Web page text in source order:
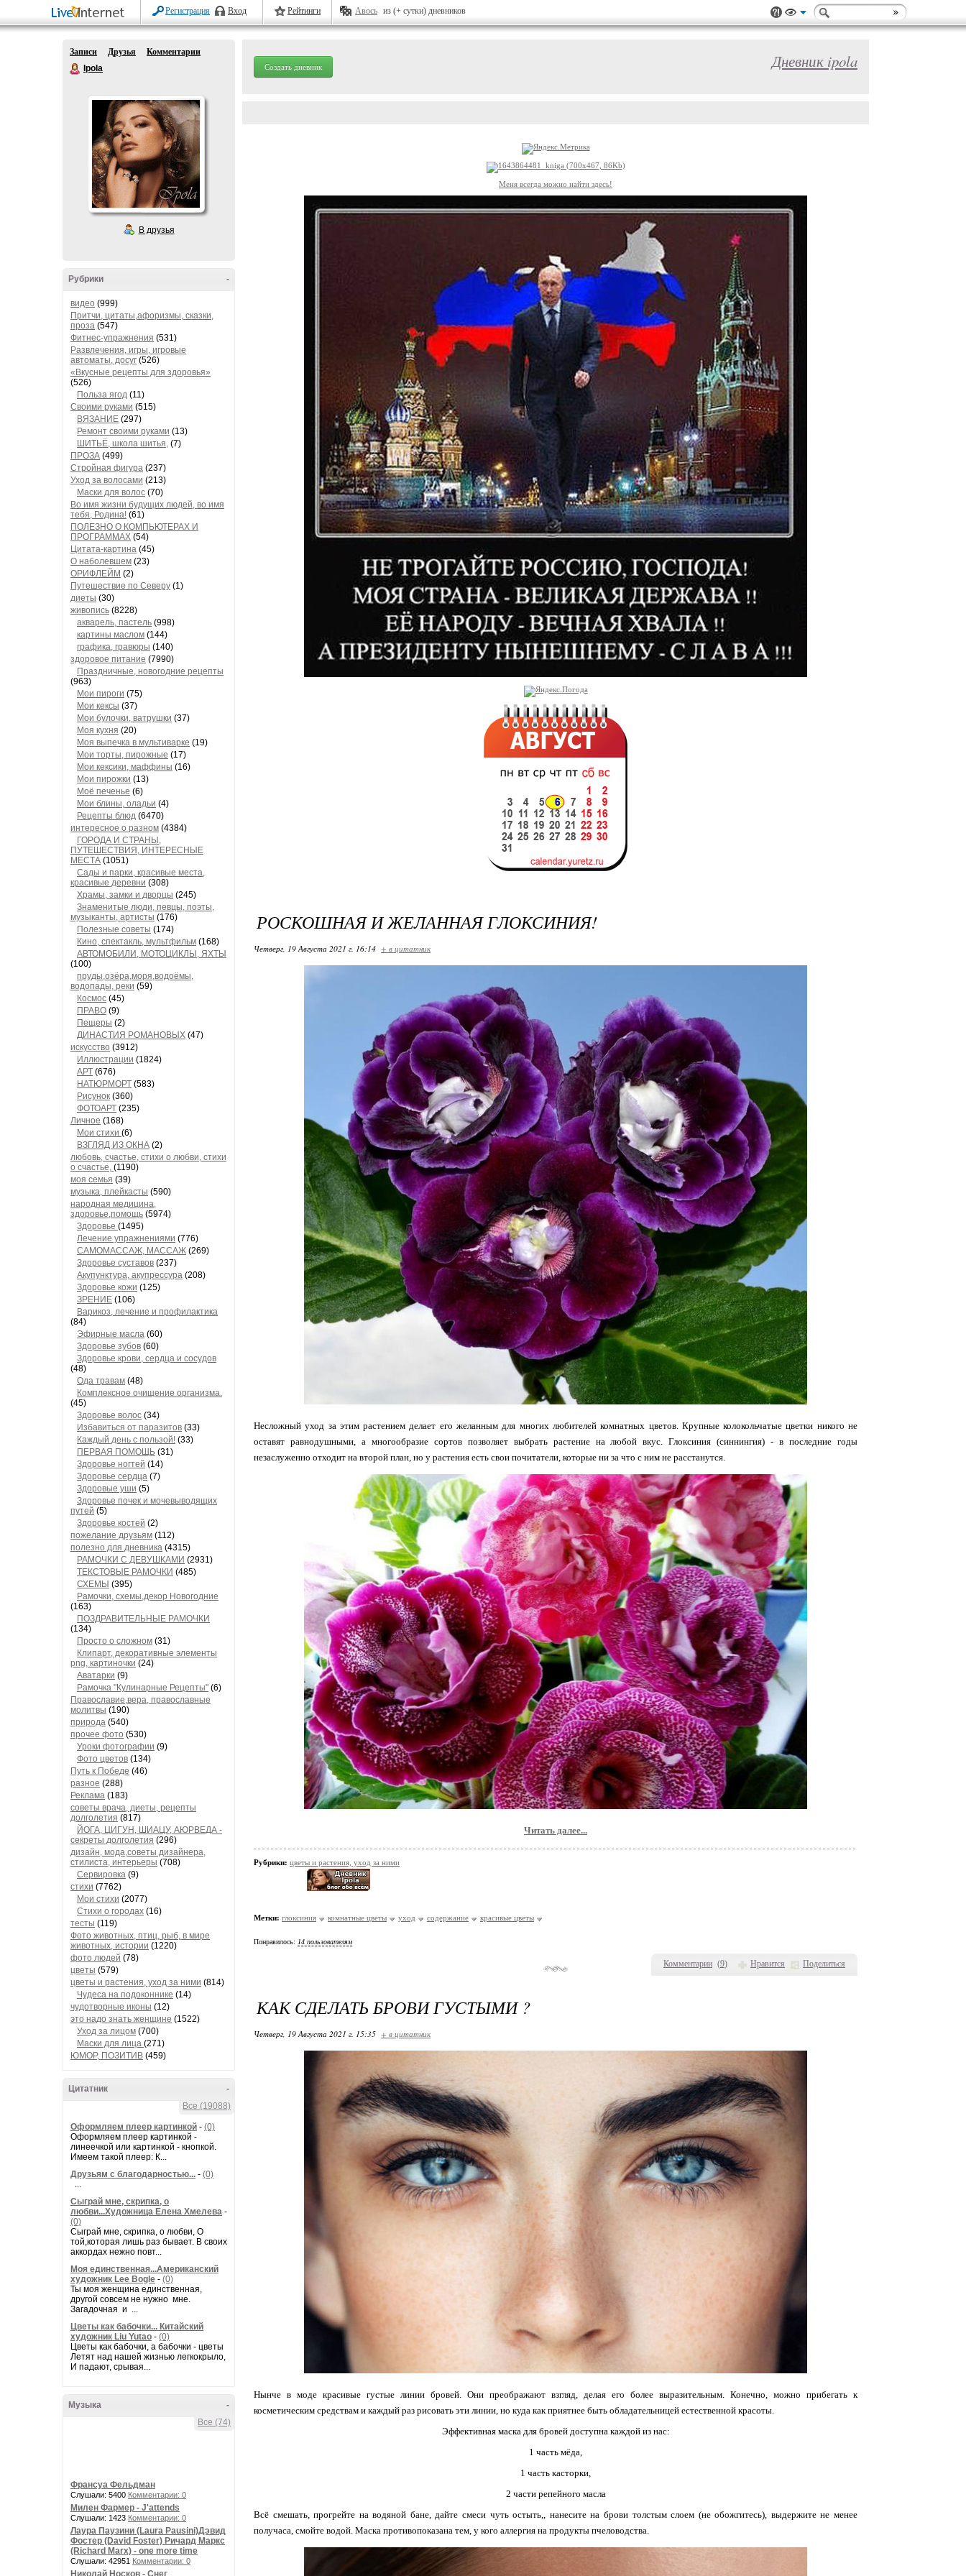
Регистрация Вход Рейтинги Авось из (+ сутки) дневников
Записи Друзья
Комментарии
Ipola
В друзья
-
Рубрики
видео (999)
Притчи, цитаты,афоризмы, сказки,
проза (547)
Фитнес-упражнения (531)
Развлечения, игры, игровые
автоматы, досуг (526)
«Вкусные рецепты для здоровья»
(526)
Польза ягод (11)
Своими руками (515)
ВЯЗАНИЕ (297)
Ремонт своими руками (13)
ШИТЬЁ, школа шитья, (7)
ПРОЗА (499)
Стройная фигура (237)
Уход за волосами (213)
Маски для волос (70)
Во имя жизни будущих людей, во имя
тебя, Родина! (61)
ПОЛЕЗНО О КОМПЬЮТЕРАХ И
ПРОГРАММАХ (54)
Цитата-картина (45)
О наболевшем (23)
ОРИФЛЕЙМ (2)
Путешествие по Северу (1)
диеты (30)
живопись (8228)
акварель, пастель (998)
картины маслом (144)
графика, гравюры (140)
здоровое питание (7990)
Праздничные, новогодние рецепты
(963)
Мои пироги (75)
Мои кексы (37)
Мои булочки, ватрушки (37)
Моя кухня (20)
Моя выпечка в мультиварке (19)
Мои торты, пирожные (17)
Мои кексики, маффины (16)
Мои пирожки (13)
Моё печенье (6)
Мои блины, оладьи (4)
Рецепты блюд (6470)
интересное о разном (4384)
ГОРОДА И СТРАНЫ,
ПУТЕШЕСТВИЯ, ИНТЕРЕСНЫЕ
МЕСТА (1051)
Сады и парки, красивые места,
красивые деревни (308)
Храмы, замки и дворцы (245)
Знаменитые люди, певцы, поэты,
музыканты, артисты (176)
Полезные советы (174)
Кино, спектакль, мультфильм (168)
АВТОМОБИЛИ, МОТОЦИКЛЫ, ЯХТЫ
(100)
пруды,озёра,моря,водоёмы,
водопады, реки (59)
Космос (45)
ПРАВО (9)
Пещеры (2)
ДИНАСТИЯ РОМАНОВЫХ (47)
искусство (3912)
Иллюстрации (1824)
АРТ (676)
НАТЮРМОРТ (583)
Рисунок (360)
ФОТОАРТ (235)
Личное (168)
Мои стихи (6)
ВЗГЛЯД ИЗ ОКНА (2)
любовь, счастье, стихи о любви, стихи
о счастье, (1190)
моя семья (39)
музыка, плейкасты (590)
народная медицина,
здоровье,помощь (5974)
Здоровье (1495)
Лечение упражнениями (776)
САМОМАССАЖ, МАССАЖ (269)
Здоровье суставов (237)
Акупунктура, акупрессура (208)
Здоровье кожи (125)
ЗРЕНИЕ (106)
Варикоз, лечение и профилактика
(84)
Эфирные масла (60)
Здоровье зубов (60)
Здоровье крови, сердца и сосудов
(48)
Ода травам (48)
Комплексное очищение организма.
(45)
Здоровье волос (34)
Избавиться от паразитов (33)
Каждый день с пользой! (33)
ПЕРВАЯ ПОМОЩЬ (31)
Здоровье ногтей (14)
Здоровье сердца (7)
Здоровые уши (5)
Здоровье почек и мочевыводящих
путей (5)
Здоровье костей (2)
пожелание друзьям (112)
полезно для дневника (4315)
РАМОЧКИ С ДЕВУШКАМИ (2931)
ТЕКСТОВЫЕ РАМОЧКИ (485)
СХЕМЫ (395)
Рамочки, схемы,декор Новогодние
(163)
ПОЗДРАВИТЕЛЬНЫЕ РАМОЧКИ
(134)
Просто о сложном (31)
Клипарт, декоративные элементы
png, картиночки (24)
Аватарки (9)
Рамочка "Кулинарные Рецепты" (6)
Православие,вера, православные
молитвы (190)
природа (540)
прочее фото (530)
Уроки фотографии (9)
Фото цветов (134)
Путь к Победе (46)
разное (288)
Реклама (183)
советы врача, диеты, рецепты
долголетия (817)
ЙОГА, ЦИГУН, ШИАЦУ, АЮРВЕДА -
секреты долголетия (296)
дизайн, мода,советы дизайнера,
стилиста, интерьеры (708)
Сервировка (9)
стихи (7762)
Мои стихи (2077)
Стихи о городах (16)
тесты (119)
Фото животных, птиц, рыб, в мире
животных, истории (1220)
фото людей (78)
цветы (579)
цветы и растения, уход за ними (814)
Чудеса на подоконнике (14)
чудотворные иконы (12)
это надо знать женщине (1522)
Уход за лицом (700)
Маски для лица (271)
ЮМОР, ПОЗИТИВ (459)
-
Цитатник
Все (19088)
Оформляем плеер картинкой - (0)
Оформляем плеер картинкой -
линеечкой или картинкой - кнопкой.
Имеем такой плеер: К...
Друзьям с благодарностью... - (0)
...
Сыграй мне, скрипка, о
любви...Художница Елена Хмелева -
(0)
Сыграй мне, скрипка, о любви, О
той,которая лишь раз бывает. В своих
аккордах нежно повт...
Моя единственная...Американский
художник Lee Bogle - (0)
Ты моя женщина единственная,
другой совсем не нужно мне.
Загадочная и ...
Цветы как бабочки... Китайский
художник Liu Yutao - (0)
Цветы как бабочки, а бабочки - цветы
Летят над нашей жизнью легкокрыло,
И падают, срывая...
-
Музыка
Все (74)
Франсуа Фельдман
Слушали: 5400 Комментарии: 0
Милен Фармер - J'attends
Слушали: 1423 Комментарии: 0
Лаура Паузини (Laura Pausini)Дэвид
Фостер (David Foster) Ричард Маркс
(Richard Marx) - one more time
Слушали: 42951 Комментарии: 0
Николай Носков - Снег
Создать дневник Дневник ipola
Меня всегда можно найти здесь!
Комментарии (9) Нравится Поделиться
РОСКОШНАЯ И ЖЕЛАННАЯ ГЛОКСИНИЯ!
Четверг, 19 Августа 2021 г. 16:14 + в цитатник
Несложный уход за этим растением делает его желанным для многих любителей комнатных цветов. Крупные колокольчатые цветки никого не
оставят равнодушными, а многообразие сортов позволяет выбрать растение на любой вкус. Глоксиния (синнингия) - в последние годы
незаслуженно отходит на второй план, но у растения есть свои почитатели, которые ни за что с ним не расстанутся.
Читать далее...
Рубрики: цветы и растения, уход за ними
Метки: глоксиния комнатные цветы уход содержание красивые цветы
Понравилось: 14 пользователям
КАК СДЕЛАТЬ БРОВИ ГУСТЫМИ ?
Четверг, 19 Августа 2021 г. 15:35 + в цитатник
Нынче в моде красивые густые линии бровей. Они преображают взгляд, делая его более выразительным. Конечно, можно прибегать к
косметическим средствам и каждый раз рисовать эти линии, но куда как приятнее быть обладательницей естественной красоты.
Эффективная маска для бровей доступна каждой из нас:
1 часть мёда,
1 часть касторки,
2 части репейного масла
Всё смешать, прогрейте на водяной бане, дайте смеси чуть остыть,, нанесите на брови толстым слоем (не обожгитесь), выдержите не менее
получаса, смойте водой. Маска противопоказана тем, у кого аллергия на продукты пчеловодства.